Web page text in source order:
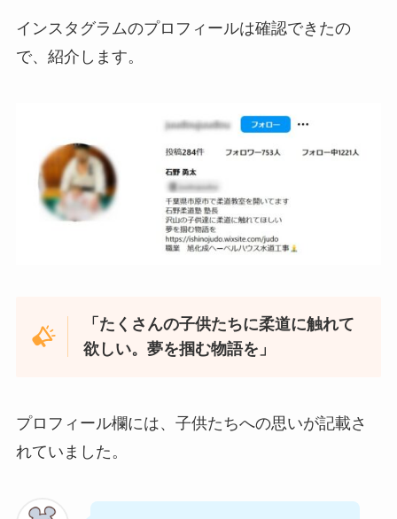
インスタグラムのプロフィールは確認できたの
で、紹介します。
「たくさんの子供たちに柔道に触れて
欲しい。夢を掴む物語を」
プロフィール欄には、子供たちへの思いが記載さ
れていました。